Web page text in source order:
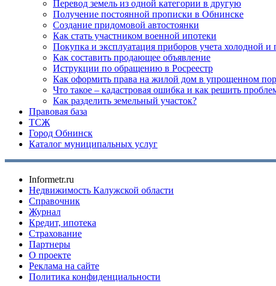
Перевод земель из одной категории в другую
Получение постоянной прописки в Обнинске
Создание придомовой автостоянки
Как стать участником военной ипотеки
Покупка и эксплуатация приборов учета холодной и
Как составить продающее объявление
Иструкции по обращению в Росреестр
Как оформить права на жилой дом в упрощенном
Что такое – кадастровая ошибка и как решить
Как разделить земельный участок?
Правовая база
ТСЖ
Город Обнинск
Каталог муниципальных услуг
Informetr.ru
Недвижимость Калужской области
Справочник
Журнал
Кредит, ипотека
Страхование
Партнеры
O проекте
Реклама на сайте
Политика конфиденциальности